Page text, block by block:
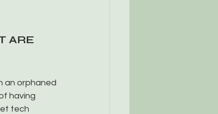
ARE
an orphaned
having
tech